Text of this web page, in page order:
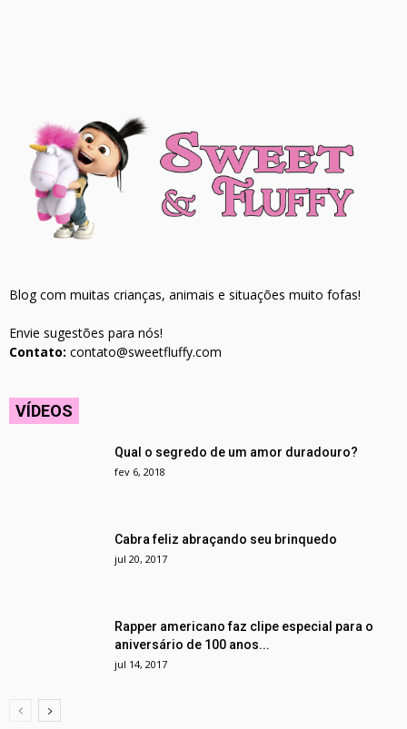
Blog com muitas crianças, animais e situações muito fofas!
Envie sugestões para nós!
Contato: contato@sweetfluffy.com
VÍDEOS
Qual o segredo de um amor duradouro?
fev 6, 2018
Cabra feliz abraçando seu brinquedo
jul 20, 2017
Rapper americano faz clipe especial para o
aniversário de 100 anos...
jul 14, 2017